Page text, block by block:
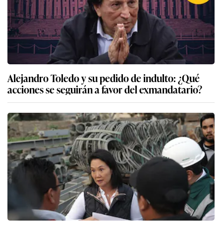
Alejandro Toledo y su pedido de indulto: ¿Qué
acciones se seguirán a favor del exmandatario?